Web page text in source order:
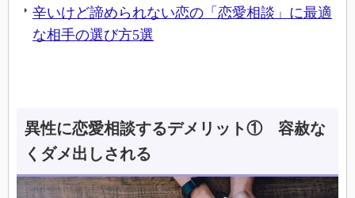
辛いけど諦められない恋の「恋愛相談」に最適
な相手の選び方5選
異性に恋愛相談するデメリット① 容赦な
くダメ出しされる